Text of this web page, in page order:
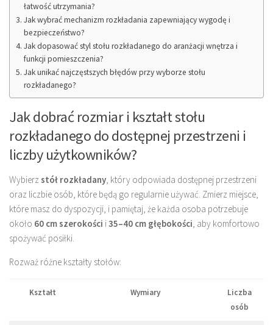
łatwość utrzymania?
Jak wybrać mechanizm rozkładania zapewniający wygodę i
bezpieczeństwo?
Jak dopasować styl stołu rozkładanego do aranżacji wnętrza i
funkcji pomieszczenia?
Jak unikać najczęstszych błędów przy wyborze stołu
rozkładanego?
Jak dobrać rozmiar i kształt stołu
rozkładanego do dostępnej przestrzeni i
liczby użytkowników?
Wybierz stół rozkładany , który odpowiada dostępnej przestrzeni
oraz liczbie osób, które będą go regularnie używać. Zmierz miejsce,
które masz do dyspozycji, i pamiętaj, że każda osoba potrzebuje
około 60 cm szerokości i35–40 cm głębokości , aby komfortowo
spożywać posiłki.
Rozważ różne kształty stołów:
Kształt Wymiary
Liczba
osób